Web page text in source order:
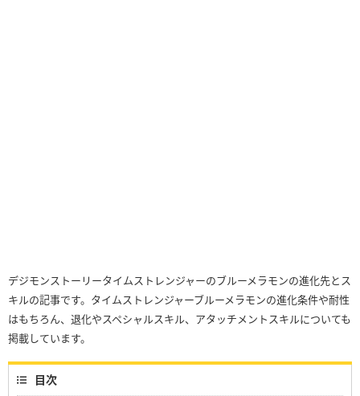
デジモンストーリータイムストレンジャーのブルーメラモンの進化先とス
キルの記事です。タイムストレンジャーブルーメラモンの進化条件や耐性
はもちろん、退化やスペシャルスキル、アタッチメントスキルについても
掲載しています。
目次